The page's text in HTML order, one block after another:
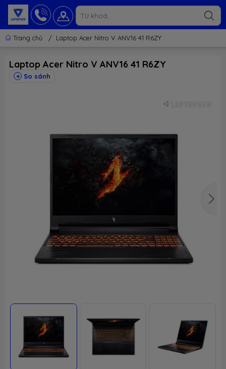
Trang chủ / Laptop Acer Nitro V ANV16 41 R6ZY
Laptop Acer Nitro V ANV16 41 R6ZY
So sánh